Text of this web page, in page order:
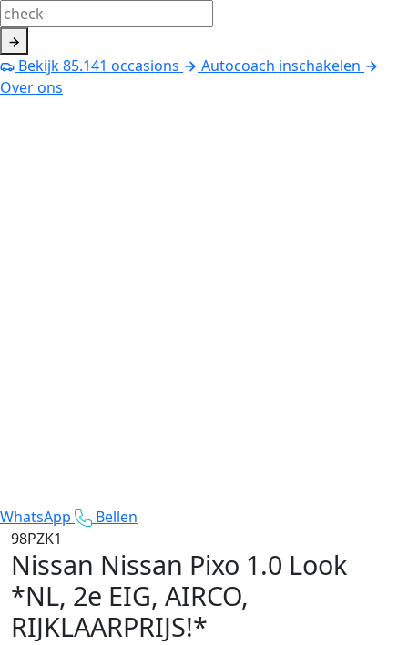
Bekijk85.141 occasions
Autocoach inschakelen
Over ons
WhatsApp
Bellen
98PZK1
Nissan Nissan Pixo 1.0 Look
*NL, 2e EIG, AIRCO,
RIJKLAARPRIJS!*